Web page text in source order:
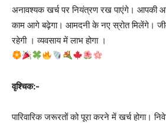
अनावश्यक खर्च पर नियंत्रण रख पाएंगे। आपकी
काम आगे बढ़ेगा। आमदनी के नए स्रोत मिलेंगे।
रहेगी । व्यवसाय में लाभ होगा ।
वृश्चिक:-
पारिवारिक जरूरतों को पूरा करने में खर्च होगा।